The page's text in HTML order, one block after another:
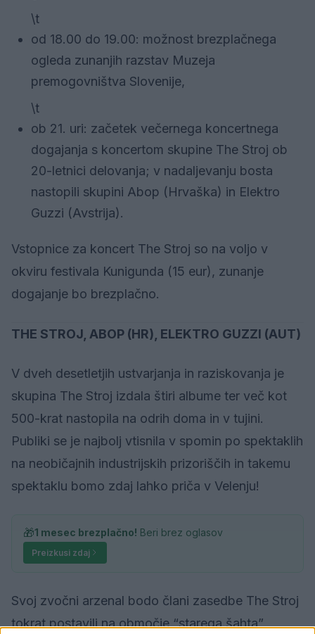
\t
od 18.00 do 19.00: možnost brezplačnega
ogleda zunanjih razstav Muzeja
premogovništva Slovenije,
\t
ob 21. uri: začetek večernega koncertnega
dogajanja s koncertom skupine The Stroj ob
20-letnici delovanja; v nadaljevanju bosta
nastopili skupini Abop (Hrvaška) in Elektro
Guzzi (Avstrija).
Vstopnice za koncert The Stroj so na voljo v
okviru festivala Kunigunda (15 eur), zunanje
dogajanje bo brezplačno.
THE STROJ, ABOP (HR), ELEKTRO GUZZI (AUT)
V dveh desetletjih ustvarjanja in raziskovanja je
skupina The Stroj izdala štiri albume ter več kot
500-krat nastopila na odrih doma in v tujini.
Publiki se je najbolj vtisnila v spomin po spektaklih
na neobičajnih industrijskih prizoriščih in takemu
spektaklu bomo zdaj lahko priča v Velenju!
🎁1 mesec brezplačno! Beri brez oglasov
Preizkusi zdaj
Svoj zvočni arzenal bodo člani zasedbe The Stroj
tokrat postavili na območje “starega šahta”